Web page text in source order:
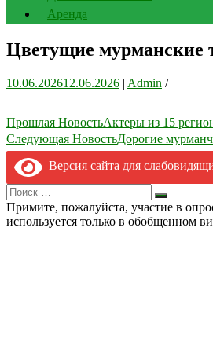
Аренда
Цветущие мурманские
10.06.202612.06.2026 | Admin /
Навигация
по
записям
Прошлая НовостьАктеры из 15
Следующая НовостьДорогие
Версия сайта для
Search
for:
Искать
Примите, пожалуйста, участие в
используется только в обобщенном